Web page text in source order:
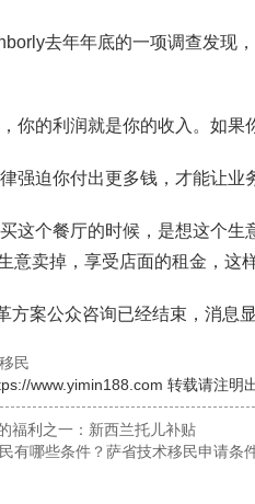
去年年底的一项调查发现
你的利润就是你的收入。如果
强迫你付出更多钱，才能让
这个餐厅的时候，是想这个
意卖掉，享受店面的租金，这
方案公众咨询已经结束，消息
民
www.yimin188.com 转载请注明
福利之一：新西兰托儿补贴
有哪些条件？萨省技术移民申请条